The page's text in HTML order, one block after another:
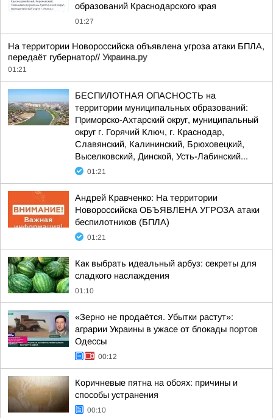
образований Краснодарского края
01:27
На территории Новороссийска объявлена угроза атаки БПЛА,
передаёт губернатор// Украина.ру
01:21
БЕСПИЛОТНАЯ ОПАСНОСТЬ на
территории муниципальных образований:
Приморско-Ахтарский округ, муниципальный
округ г. Горячий Ключ, г. Краснодар,
Славянский, Калининский, Брюховецкий,
Выселковский, Динской, Усть-Лабинский...
01:21
Андрей Кравченко: На территории
Новороссийска ОБЪЯВЛЕНА УГРОЗА атаки
беспилотников (БПЛА)
01:21
Как выбрать идеальный арбуз: секреты для
сладкого наслаждения
01:10
«Зерно не продаётся. Убытки растут»:
аграрии Украины в ужасе от блокады портов
Одессы
00:12
Коричневые пятна на обоях: причины и
способы устранения
00:10